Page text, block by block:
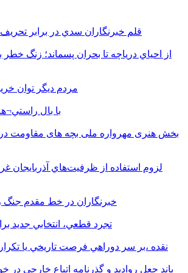
قلم خبرنگاران سدي در برابر
از احياي درياچه تا بحران پسماند؛ زنگ
مردم ديگر توان
با بال
بخش هنری مهرواره ملی بچه های مقاومت در
لزوم استفاده از ظرفيت‌هاي آذربايجان
خبرنگاران در خط مقدم جنگ
تجرد قطعي، انتخابي جديد
نقده ،بر سر دوراهي فرصت تاريخي يا
باند جعل روادید و گذرنامه اتباع خارجی